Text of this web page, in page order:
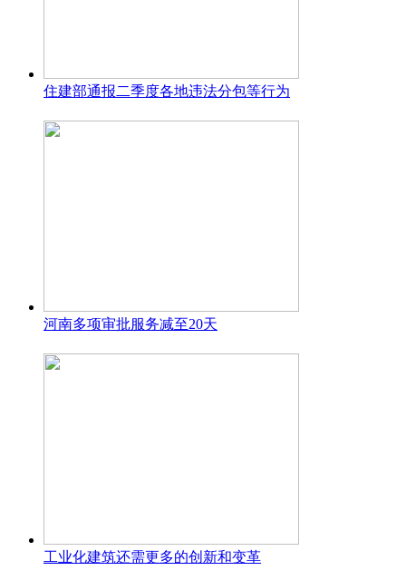
住建部通报二季度各地违法分包等行为
河南多项审批服务减至20天
工业化建筑还需更多的创新和变革